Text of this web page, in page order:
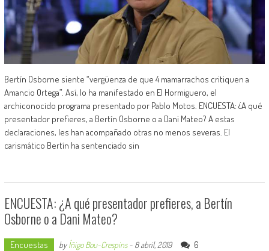
Bertín Osborne siente “vergüenza de que 4 mamarrachos critiquen a
Amancio Ortega”. Así, lo ha manifestado en El Hormiguero, el
archiconocido programa presentado por Pablo Motos. ENCUESTA: ¿A qué
presentador prefieres, a Bertín Osborne o a Dani Mateo? A estas
declaraciones, les han acompañado otras no menos severas. El
carismático Bertín ha sentenciado sin
ENCUESTA: ¿A qué presentador prefieres, a Bertín
Osborne o a Dani Mateo?
Encuestas byÍñigo Bou-Crespins- 8 abril, 2019 6